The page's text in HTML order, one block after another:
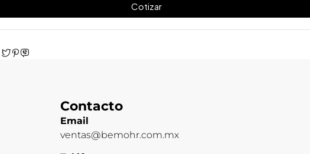
Cotizar
Contacto
Email
ventas@bemohr.com.mx